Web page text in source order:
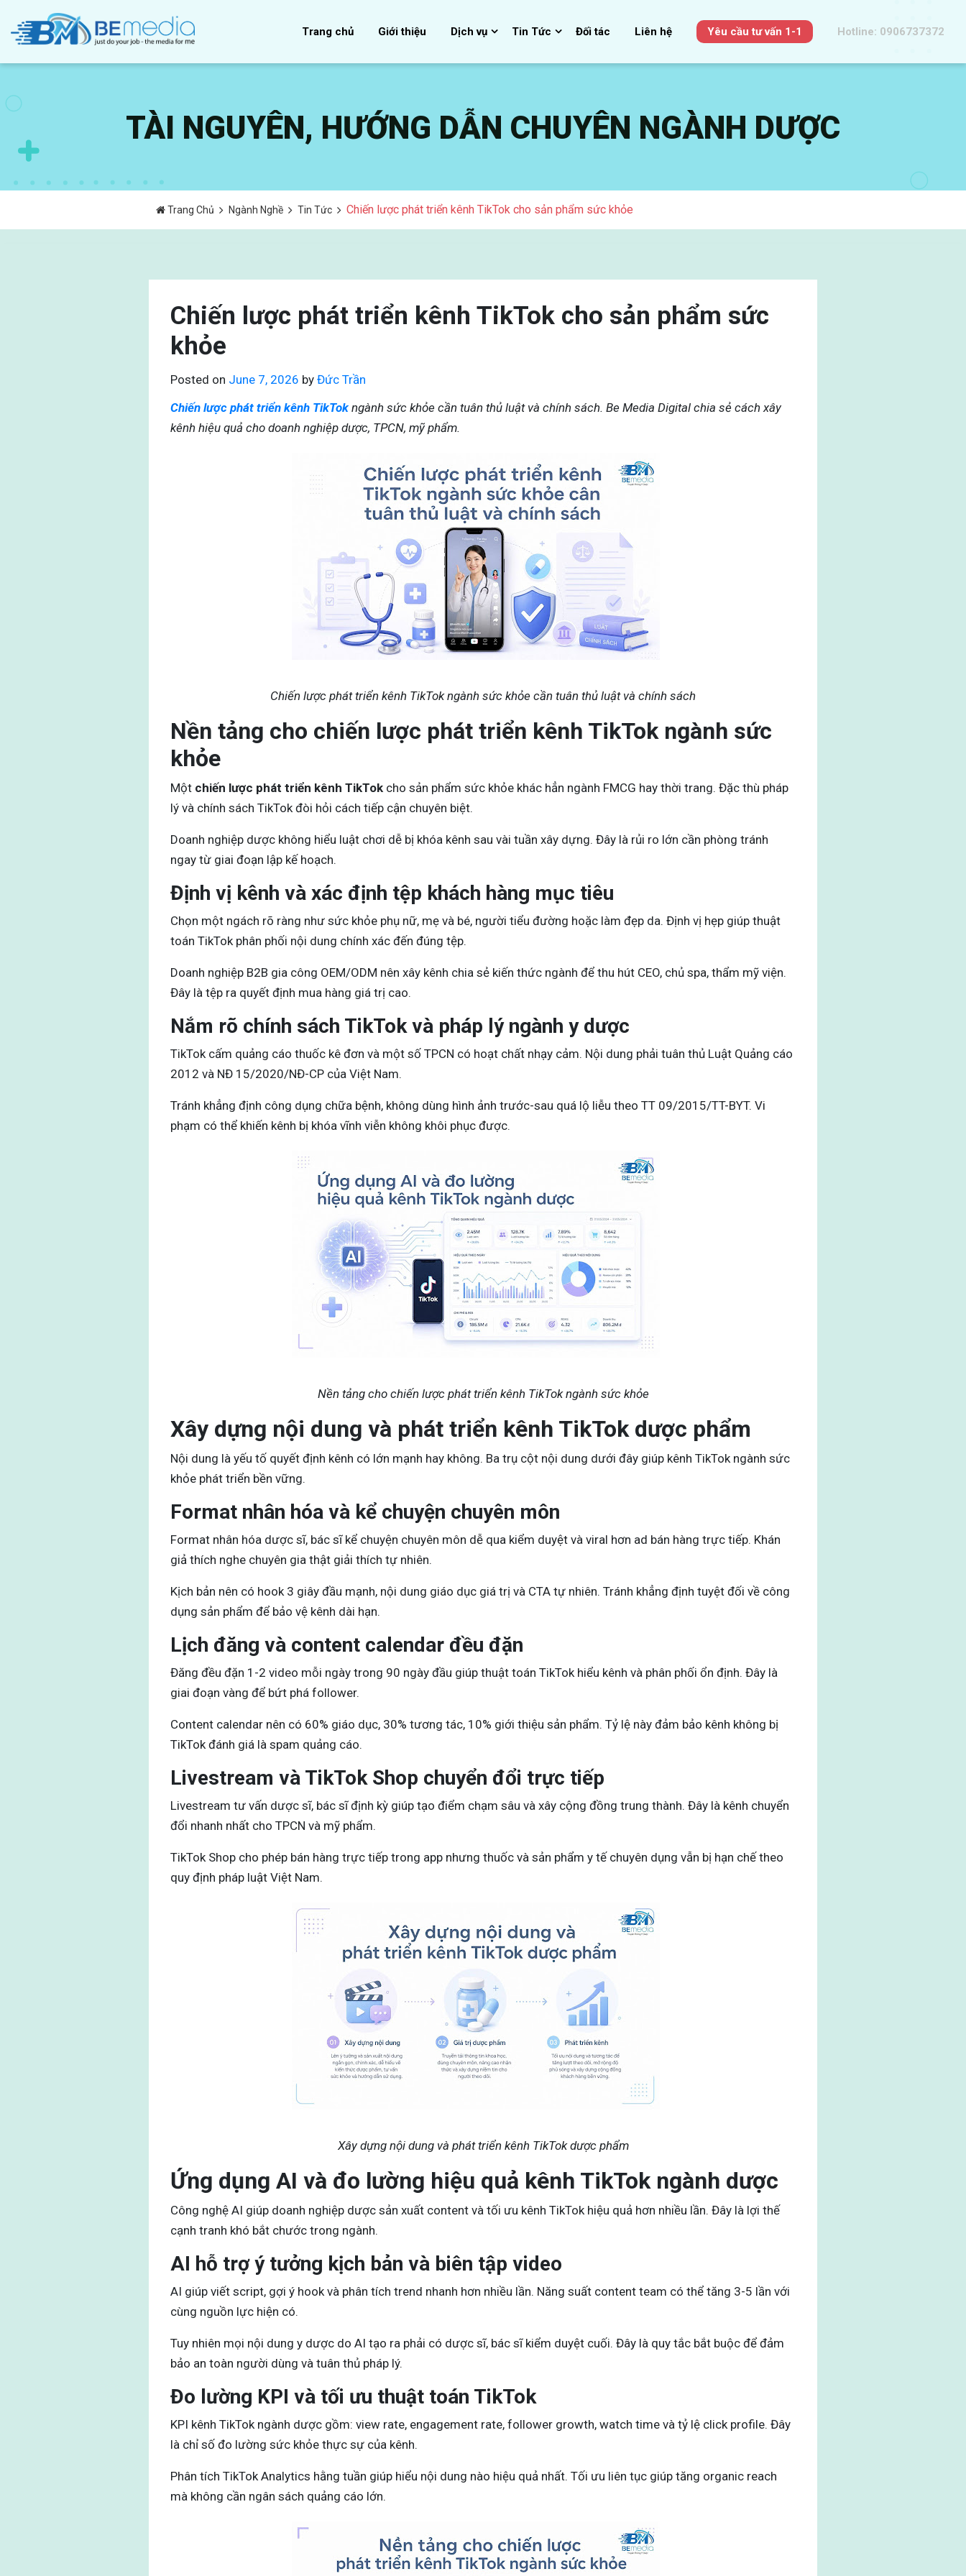
Trang chủ Giới thiệu Dịch vụ Tin Tức Đối tác Liên hệ Yêu cầu tư vấn 1-1 Hotline: 0906737372
TÀI NGUYÊN, HƯỚNG DẪN CHUYÊN NGÀNH DƯỢC
Trang Chủ Ngành Nghề Tin Tức Chiến lược phát triển kênh TikTok cho sản phẩm sức khỏe
Chiến lược phát triển kênh TikTok cho sản phẩm sức
khỏe
Posted on June 7, 2026 by Đức Trần
Chiến lược phát triển kênh TikTokngành sức khỏe cần tuân thủ luật và chính sách. Be Media Digital chia sẻ cách xây
kênh hiệu quả cho doanh nghiệp dược, TPCN, mỹ phẩm.
Chiến lược phát triển kênh TikTok ngành sức khỏe cần tuân thủ luật và chính sách
Nền tảng cho chiến lược phát triển kênh TikTok ngành sức
khỏe
Một chiến lược phát triển kênh TikTok cho sản phẩm sức khỏe khác hẳn ngành FMCG hay thời trang. Đặc thù pháp
lý và chính sách TikTok đòi hỏi cách tiếp cận chuyên biệt.
Doanh nghiệp dược không hiểu luật chơi dễ bị khóa kênh sau vài tuần xây dựng. Đây là rủi ro lớn cần phòng tránh
ngay từ giai đoạn lập kế hoạch.
Định vị kênh và xác định tệp khách hàng mục tiêu
Chọn một ngách rõ ràng như sức khỏe phụ nữ, mẹ và bé, người tiểu đường hoặc làm đẹp da. Định vị hẹp giúp thuật
toán TikTok phân phối nội dung chính xác đến đúng tệp.
Doanh nghiệp B2B gia công OEM/ODM nên xây kênh chia sẻ kiến thức ngành để thu hút CEO, chủ spa, thẩm mỹ viện.
Đây là tệp ra quyết định mua hàng giá trị cao.
Nắm rõ chính sách TikTok và pháp lý ngành y dược
TikTok cấm quảng cáo thuốc kê đơn và một số TPCN có hoạt chất nhạy cảm. Nội dung phải tuân thủ Luật Quảng cáo
2012 và NĐ 15/2020/NĐ-CP của Việt Nam.
Tránh khẳng định công dụng chữa bệnh, không dùng hình ảnh trước-sau quá lộ liễu theo TT 09/2015/TT-BYT. Vi
phạm có thể khiến kênh bị khóa vĩnh viễn không khôi phục được.
Nền tảng cho chiến lược phát triển kênh TikTok ngành sức khỏe
Xây dựng nội dung và phát triển kênh TikTok dược phẩm
Nội dung là yếu tố quyết định kênh có lớn mạnh hay không. Ba trụ cột nội dung dưới đây giúp kênh TikTok ngành sức
khỏe phát triển bền vững.
Format nhân hóa và kể chuyện chuyên môn
Format nhân hóa dược sĩ, bác sĩ kể chuyện chuyên môn dễ qua kiểm duyệt và viral hơn ad bán hàng trực tiếp. Khán
giả thích nghe chuyên gia thật giải thích tự nhiên.
Kịch bản nên có hook 3 giây đầu mạnh, nội dung giáo dục giá trị và CTA tự nhiên. Tránh khẳng định tuyệt đối về công
dụng sản phẩm để bảo vệ kênh dài hạn.
Lịch đăng và content calendar đều đặn
Đăng đều đặn 1-2 video mỗi ngày trong 90 ngày đầu giúp thuật toán TikTok hiểu kênh và phân phối ổn định. Đây là
giai đoạn vàng để bứt phá follower.
Content calendar nên có 60% giáo dục, 30% tương tác, 10% giới thiệu sản phẩm. Tỷ lệ này đảm bảo kênh không bị
TikTok đánh giá là spam quảng cáo.
Livestream và TikTok Shop chuyển đổi trực tiếp
Livestream tư vấn dược sĩ, bác sĩ định kỳ giúp tạo điểm chạm sâu và xây cộng đồng trung thành. Đây là kênh chuyển
đổi nhanh nhất cho TPCN và mỹ phẩm.
TikTok Shop cho phép bán hàng trực tiếp trong app nhưng thuốc và sản phẩm y tế chuyên dụng vẫn bị hạn chế theo
quy định pháp luật Việt Nam.
Xây dựng nội dung và phát triển kênh TikTok dược phẩm
Ứng dụng AI và đo lường hiệu quả kênh TikTok ngành dược
Công nghệ AI giúp doanh nghiệp dược sản xuất content và tối ưu kênh TikTok hiệu quả hơn nhiều lần. Đây là lợi thế
cạnh tranh khó bắt chước trong ngành.
AI hỗ trợ ý tưởng kịch bản và biên tập video
AI giúp viết script, gợi ý hook và phân tích trend nhanh hơn nhiều lần. Năng suất content team có thể tăng 3-5 lần với
cùng nguồn lực hiện có.
Tuy nhiên mọi nội dung y dược do AI tạo ra phải có dược sĩ, bác sĩ kiểm duyệt cuối. Đây là quy tắc bắt buộc để đảm
bảo an toàn người dùng và tuân thủ pháp lý.
Đo lường KPI và tối ưu thuật toán TikTok
KPI kênh TikTok ngành dược gồm: view rate, engagement rate, follower growth, watch time và tỷ lệ click profile. Đây
là chỉ số đo lường sức khỏe thực sự của kênh.
Phân tích TikTok Analytics hằng tuần giúp hiểu nội dung nào hiệu quả nhất. Tối ưu liên tục giúp tăng organic reach
mà không cần ngân sách quảng cáo lớn.